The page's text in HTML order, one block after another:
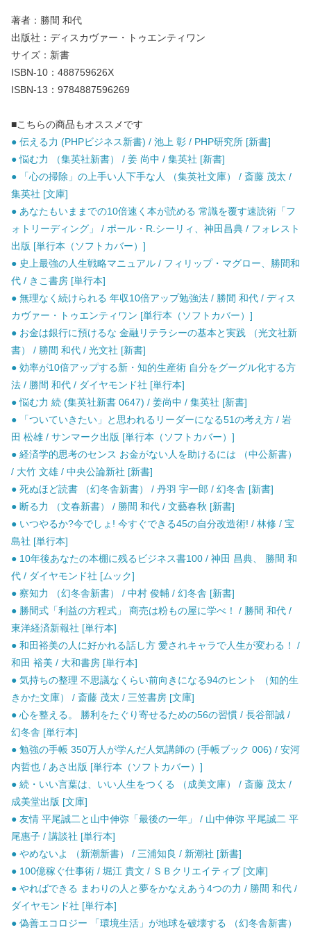
著者：勝間 和代
出版社：ディスカヴァー・トゥエンティワン
サイズ：新書
ISBN-10：488759626X
ISBN-13：9784887596269
■こちらの商品もオススメです
● 伝える力 (PHPビジネス新書) / 池上 彰 / PHP研究所 [新書]
● 悩む力 （集英社新書） / 姜 尚中 / 集英社 [新書]
● 「心の掃除」の上手い人下手な人 （集英社文庫） / 斎藤 茂太 /
集英社 [文庫]
● あなたもいままでの10倍速く本が読める 常識を覆す速読術「フ
ォトリーディング」 / ポール・R.シーリィ、神田昌典 / フォレスト
出版 [単行本（ソフトカバー）]
● 史上最強の人生戦略マニュアル / フィリップ・マグロー、勝間和
代 / きこ書房 [単行本]
● 無理なく続けられる 年収10倍アップ勉強法 / 勝間 和代 / ディス
カヴァー・トゥエンティワン [単行本（ソフトカバー）]
● お金は銀行に預けるな 金融リテラシーの基本と実践 （光文社新
書） / 勝間 和代 / 光文社 [新書]
● 効率が10倍アップする新・知的生産術 自分をグーグル化する方
法 / 勝間 和代 / ダイヤモンド社 [単行本]
● 悩む力 続 (集英社新書 0647) / 姜尚中 / 集英社 [新書]
● 「ついていきたい」と思われるリーダーになる51の考え方 / 岩
田 松雄 / サンマーク出版 [単行本（ソフトカバー）]
● 経済学的思考のセンス お金がない人を助けるには （中公新書）
/ 大竹 文雄 / 中央公論新社 [新書]
● 死ぬほど読書 （幻冬舎新書） / 丹羽 宇一郎 / 幻冬舎 [新書]
● 断る力 （文春新書） / 勝間 和代 / 文藝春秋 [新書]
● いつやるか?今でしょ! 今すぐできる45の自分改造術! / 林修 / 宝
島社 [単行本]
● 10年後あなたの本棚に残るビジネス書100 / 神田 昌典、 勝間 和
代 / ダイヤモンド社 [ムック]
● 察知力 （幻冬舎新書） / 中村 俊輔 / 幻冬舎 [新書]
● 勝間式「利益の方程式」 商売は粉もの屋に学べ！ / 勝間 和代 /
東洋経済新報社 [単行本]
● 和田裕美の人に好かれる話し方 愛されキャラで人生が変わる！ /
和田 裕美 / 大和書房 [単行本]
● 気持ちの整理 不思議なくらい前向きになる94のヒント （知的生
きかた文庫） / 斎藤 茂太 / 三笠書房 [文庫]
● 心を整える。 勝利をたぐり寄せるための56の習慣 / 長谷部誠 /
幻冬舎 [単行本]
● 勉強の手帳 350万人が学んだ人気講師の (手帳ブック 006) / 安河
内哲也 / あさ出版 [単行本（ソフトカバー）]
● 続・いい言葉は、いい人生をつくる （成美文庫） / 斎藤 茂太 /
成美堂出版 [文庫]
● 友情 平尾誠二と山中伸弥「最後の一年」 / 山中伸弥 平尾誠二 平
尾惠子 / 講談社 [単行本]
● やめないよ （新潮新書） / 三浦知良 / 新潮社 [新書]
● 100億稼ぐ仕事術 / 堀江 貴文 / ＳＢクリエイティブ [文庫]
● やればできる まわりの人と夢をかなえあう4つの力 / 勝間 和代 /
ダイヤモンド社 [単行本]
● 偽善エコロジー 「環境生活」が地球を破壊する （幻冬舎新書）